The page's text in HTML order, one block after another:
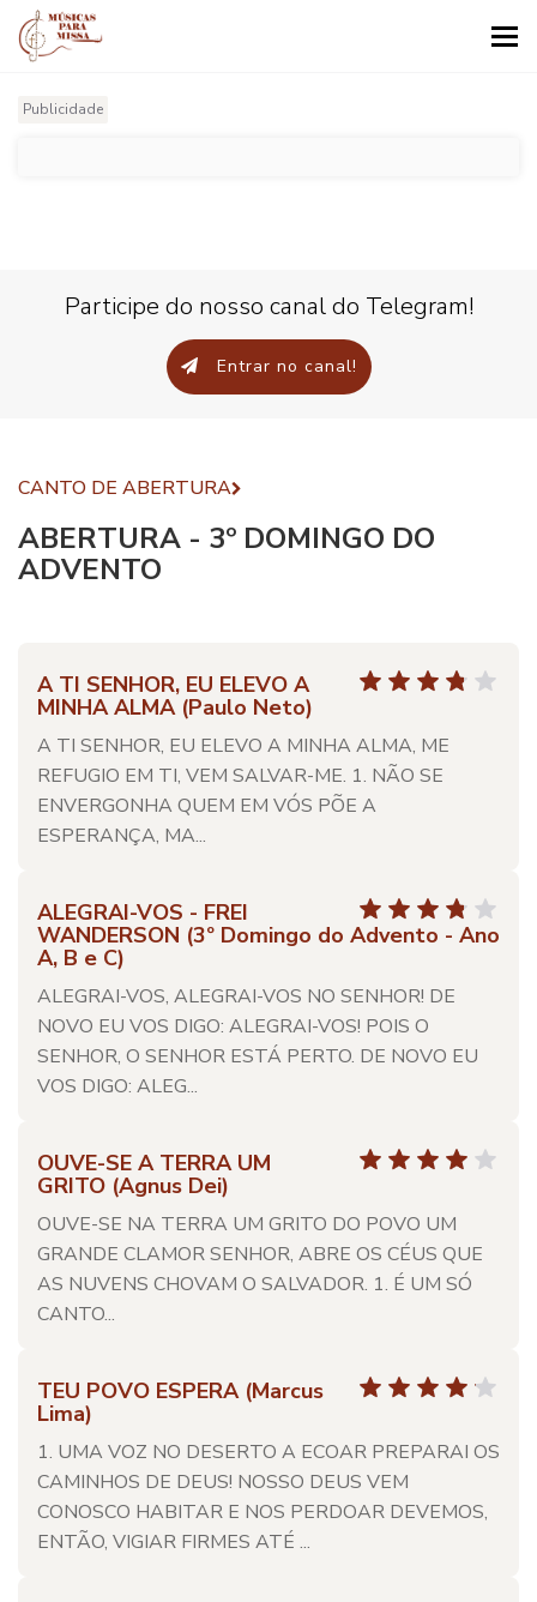
Publicidade
Participe do nosso canal do Telegram!
Entrar no canal!
CANTO DE ABERTURA
ABERTURA - 3º DOMINGO DO
ADVENTO
A TI SENHOR, EU ELEVO A
MINHA ALMA (Paulo Neto)
A TI SENHOR, EU ELEVO A MINHA ALMA, ME
REFUGIO EM TI, VEM SALVAR-ME. 1. NÃO SE
ENVERGONHA QUEM EM VÓS PÕE A
ESPERANÇA, MA...
ALEGRAI-VOS - FREI
WANDERSON (3º Domingo do Advento - Ano
A, B e C)
ALEGRAI-VOS, ALEGRAI-VOS NO SENHOR! DE
NOVO EU VOS DIGO: ALEGRAI-VOS! POIS O
SENHOR, O SENHOR ESTÁ PERTO. DE NOVO EU
VOS DIGO: ALEG...
OUVE-SE A TERRA UM
GRITO (Agnus Dei)
OUVE-SE NA TERRA UM GRITO DO POVO UM
GRANDE CLAMOR SENHOR, ABRE OS CÉUS QUE
AS NUVENS CHOVAM O SALVADOR. 1. É UM SÓ
CANTO...
TEU POVO ESPERA (Marcus
Lima)
1. UMA VOZ NO DESERTO A ECOAR PREPARAI OS
CAMINHOS DE DEUS! NOSSO DEUS VEM
CONOSCO HABITAR E NOS PERDOAR DEVEMOS,
ENTÃO, VIGIAR FIRMES ATÉ ...